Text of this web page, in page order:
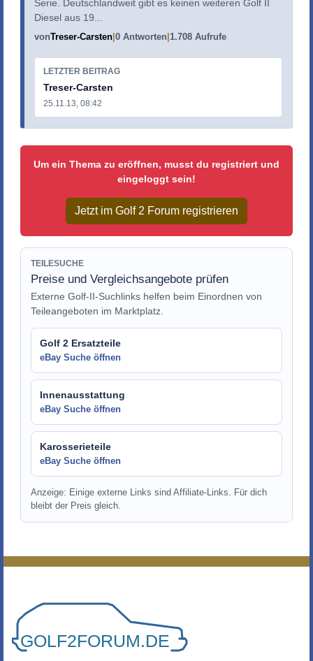
Serie. Deutschlandweit gibt es keinen weiteren Golf II
Diesel aus 19...
vonTreser-Carsten 0 Antworten 1.708 Aufrufe
LETZTER BEITRAG
Treser-Carsten
25.11.13, 08:42
Um ein Thema zu eröffnen, musst du registriert und
eingeloggt sein!
Jetzt im Golf 2 Forum registrieren
TEILESUCHE
Preise und Vergleichsangebote prüfen
Externe Golf-II-Suchlinks helfen beim Einordnen von
Teileangeboten im Marktplatz.
Golf 2 Ersatzteile
eBay Suche öffnen
Innenausstattung
eBay Suche öffnen
Karosserieteile
eBay Suche öffnen
Anzeige: Einige externe Links sind Affiliate-Links. Für dich
bleibt der Preis gleich.